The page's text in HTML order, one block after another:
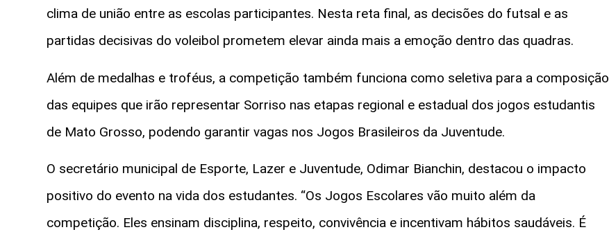
clima de união entre as escolas participantes. Nesta reta final, as decisões do futsal e as
partidas decisivas do voleibol prometem elevar ainda mais a emoção dentro das quadras.
Além de medalhas e troféus, a competição também funciona como seletiva para a composição
das equipes que irão representar Sorriso nas etapas regional e estadual dos jogos estudantis
de Mato Grosso, podendo garantir vagas nos Jogos Brasileiros da Juventude.
O secretário municipal de Esporte, Lazer e Juventude, Odimar Bianchin, destacou o impacto
positivo do evento na vida dos estudantes. “Os Jogos Escolares vão muito além da
competição. Eles ensinam disciplina, respeito, convivência e incentivam hábitos saudáveis. É